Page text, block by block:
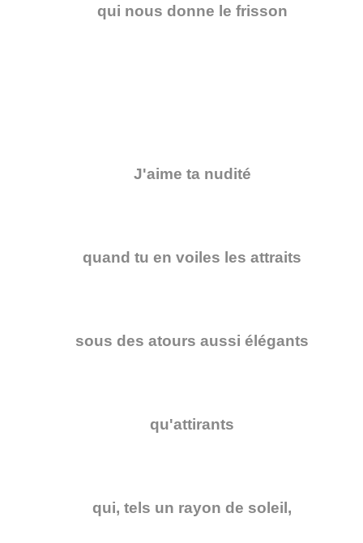
qui nous donne le frisson
J'aime ta nudité
quand tu en voiles les attraits
sous des atours aussi élégants
qu'attirants
qui, tels un rayon de soleil,